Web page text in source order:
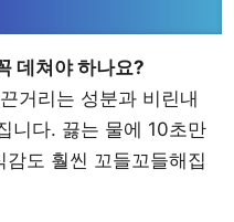
데쳐야 하나요?
거리는 성분과 비린내
니다. 끓는 물에 10초만
도 훨씬 꼬들꼬들해집